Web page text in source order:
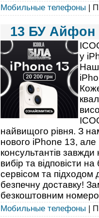
Мобильные телефоны |
13 БУ Айфон
у
Наш
найвищого рівня. З
нового iPhone 13,
консультантів
вибір та відповісти
сервісом та
безпечну доставку!
безкоштовним
Мобильные телефоны |